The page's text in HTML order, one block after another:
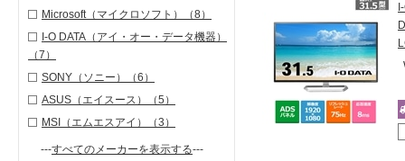
Microsoft（マイクロソフト）
（8）
I-O DATA（アイ・オー・データ機器）
（7）
SONY（ソニー）
（6）
ASUS（エイスース）
（5）
MSI（エムエスアイ）
（3）
---すべてのメーカーを表示する---